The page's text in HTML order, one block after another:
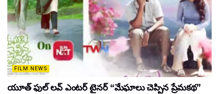
FILM NEWS
యూత్ ఫుల్ లవ్ ఎంటర్ టైనర్ “మేఘాలు చెప్పిన ప్రేమకథ”